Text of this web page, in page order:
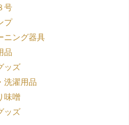
号
プ
ニング器具
品
ッズ
洗濯用品
味噌
ッズ